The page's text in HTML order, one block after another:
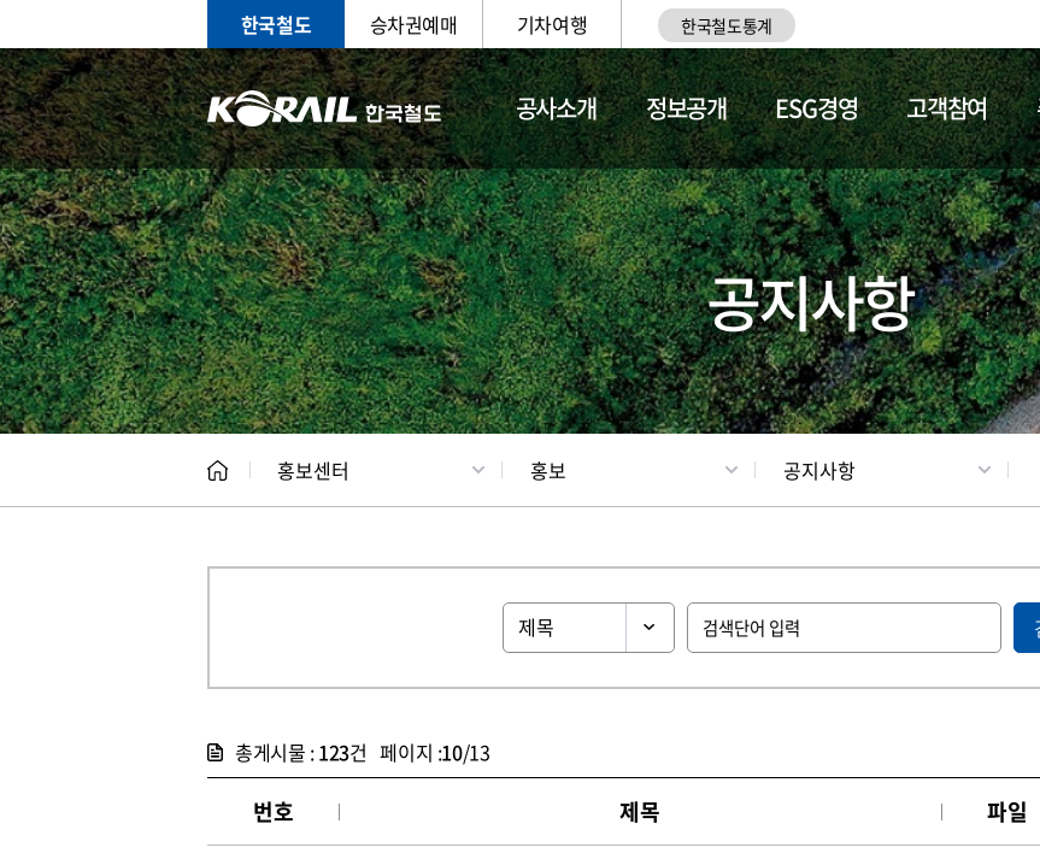
한국철도 승차권예매 기차여행 한국철도통계
공사소개 정보공개 ESG경영 고객참여
홍보 문화사업 갤러리 기차소개
공지사항
홍보센터 홍보 공지사항
총게시물 :123건 페이지 :10/13
번호 제목 파일